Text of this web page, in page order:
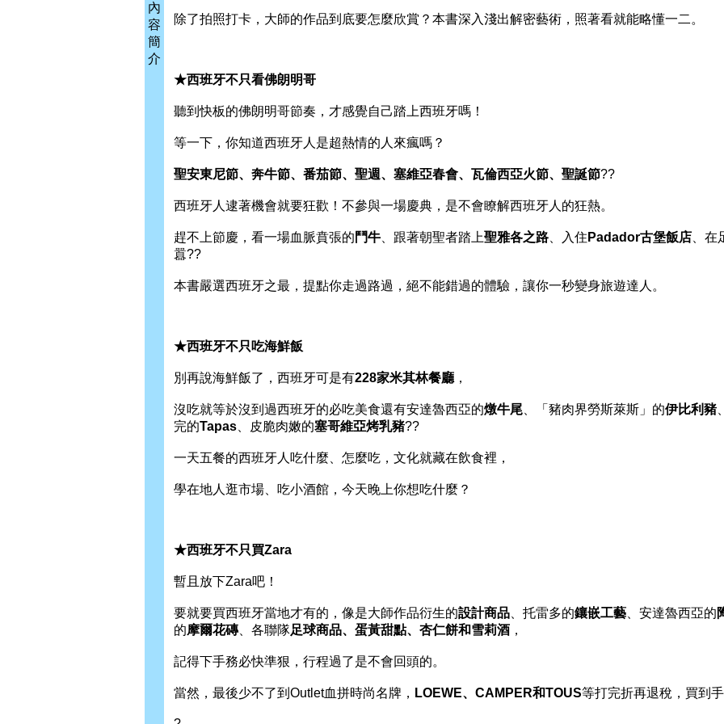
內
容
簡
介
除了拍照打卡，大師的作品到底要怎麼欣賞？本書深入淺出解密藝術，照著看就能略懂一二。
★西班牙不只看佛朗明哥
聽到快板的佛朗明哥節奏，才感覺自己踏上西班牙嗎！
等一下，你知道西班牙人是超熱情的人來瘋嗎？
聖安東尼節、奔牛節、番茄節、聖週、塞維亞春會、瓦倫西亞火節、聖誕節??
西班牙人逮著機會就要狂歡！不參與一場慶典，是不會瞭解西班牙人的狂熱。
趕不上節慶，看一場血脈賁張的鬥牛 、跟著朝聖者踏上聖雅各之路 、入住 Padador古堡飯店 、
囂??
本書嚴選西班牙之最，提點你走過路過，絕不能錯過的體驗，讓你一秒變身旅遊達人。
★西班牙不只吃海鮮飯
別再說海鮮飯了，西班牙可是有228家米其林餐廳 ，
沒吃就等於沒到過西班牙的必吃美食還有安達魯西亞的燉牛尾 、「豬肉界勞斯萊斯」的伊比利豬
完的Tapas 、皮脆肉嫩的塞哥維亞烤乳豬??
一天五餐的西班牙人吃什麼、怎麼吃，文化就藏在飲食裡，
學在地人逛市場、吃小酒館，今天晚上你想吃什麼？
★西班牙不只買Zara
暫且放下Zara吧！
要就要買西班牙當地才有的，像是大師作品衍生的設計商品 、托雷多的鑲嵌工藝 、安達魯西亞的
的摩爾花磚、各聯隊足球商品、蛋黃甜點、杏仁餅和雪莉酒 ，
記得下手務必快準狠，行程過了是不會回頭的。
當然，最後少不了到Outlet血拼時尚名牌， LOEWE、CAMPER和TOUS等打完折再退稅，買到手